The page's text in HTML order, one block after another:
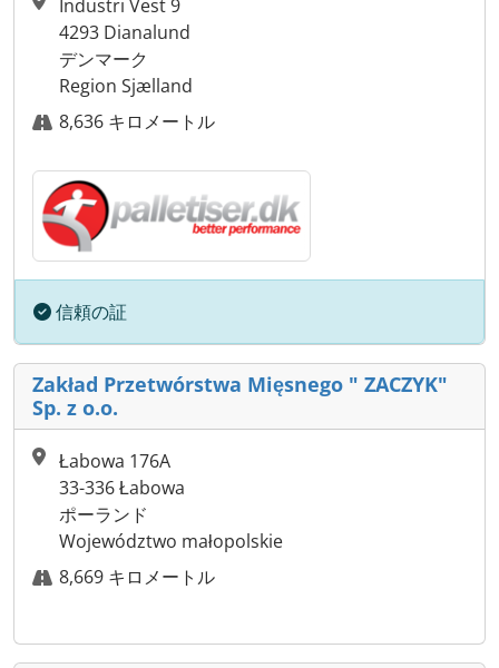
Industri Vest 9
4293 Dianalund
デンマーク
Region Sjælland
8,636 キロメートル
信頼の証
Zakład Przetwórstwa Mięsnego " ZACZYK"
Sp. z o.o.
Łabowa 176A
33-336 Łabowa
ポーランド
Województwo małopolskie
8,669 キロメートル